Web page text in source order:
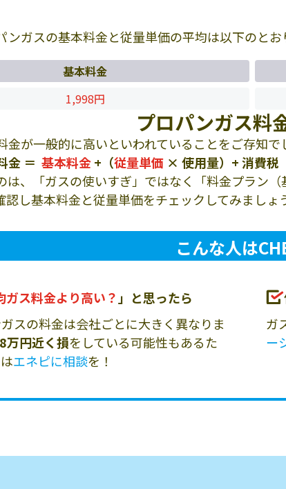
ンガスの基本料金と従量単価の平均は以下のとお
基本料金
1,998円
プロパンガス料
金が一般的に高いといわれていることをご存知で
金 ＝ 基本料金+（従量単価 × 使用量）+ 消費税
は、「ガスの使いすぎ」ではなく「料金プラン
認し基本料金と従量単価をチェックしてみましょ
こんな人は
ガス料金より高い？ 」と思ったら
スの料金は会社ごとに大きく異なりま
万円近く損をしている可能性もあるた
エネピに相談を！
ガ
ー